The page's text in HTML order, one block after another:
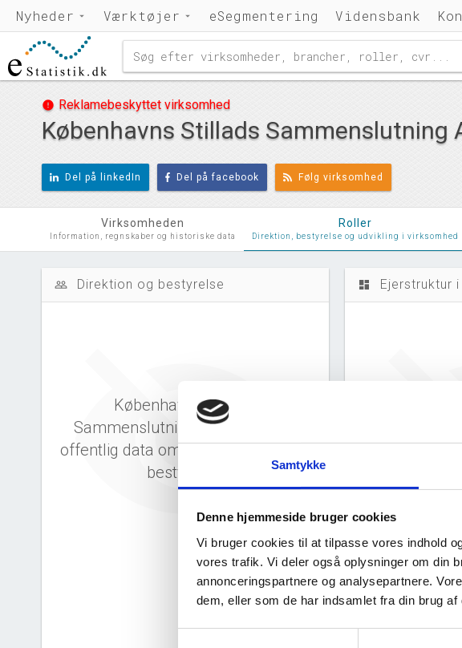
Samtykke
Denne hjemmeside bruger cookies
Vi bruger cookies til at tilpasse vores indhold
vores trafik. Vi deler også oplysninger om din
annonceringspartnere og analysepartnere.
dem, eller som de har indsamlet fra din brug af
Nyheder Værktøjer eSegmentering Vidensbank
error Reklamebeskyttet virksomhed
Københavns Stillads Sammenslutning
Del på linkedIn Del på facebook Følg virksomhed
Virksomheden
Information, regnskaber og historiske data
Roller
Direktion, bestyrelse og udvikling i virksomhed
people_outline Direktion og bestyrelse
Københavns Stillads
Sammenslutning ApS har ingen
offentlig data om deres direktion og
bestyrelse.
dashboard Ejerstruktur
dashboard